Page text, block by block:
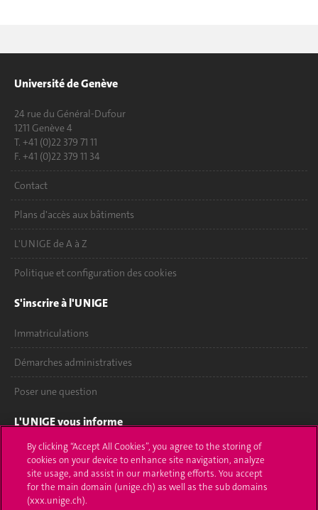
Université de Genève
24 rue du Général-Dufour
1211 Genève 4
T. +41 (0)22 379 71 11
F. +41 (0)22 379 11 34
Contact
Plans d'accès aux bâtiments
L'UNIGE de A à Z
Politique et configuration des cookies
S'inscrire à l'UNIGE
Immatriculations
Démarches administratives
Poser une question
L'UNIGE vous informe
UNIGE Mobile
Médias
By clicking “Accept All Cookies”, you agree to the storing of
cookies on your device to enhance site navigation, analyze
site usage, and assist in our marketing efforts. You accept
for the main domain (unige.ch) as well as the sub domains
(xxx.unige.ch).